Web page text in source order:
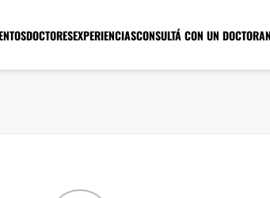
DOCTORESEXPERIENCIASCONSULTÁ CON UN DOCTOR